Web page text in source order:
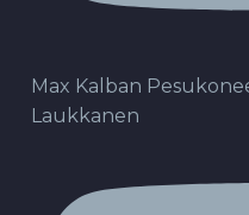
Max Kalban
Laukkanen